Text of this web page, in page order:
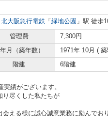
北大阪急行電鉄 「 緑地公園 」駅 徒歩
管理費
7,300円
月（築年数）
1971年 10月 (
階建 6階建
績がございます。
り尽くした私たちが
える様に誠心誠意業務に励んでお